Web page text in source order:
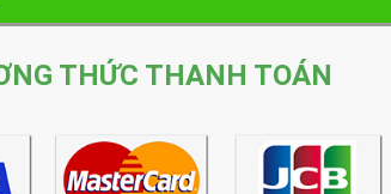
THỨC THANH TOÁN